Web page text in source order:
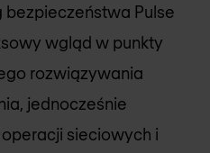
bezpieczeństwa Pulse
wgląd w punkty
rozwiązywania
jednocześnie
sieciowych i